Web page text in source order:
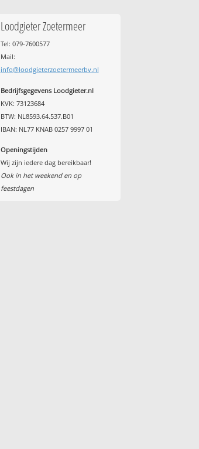
Loodgieter Zoetermeer
Tel: 079-7600577
Mail:
info@loodgieterzoetermeerbv.nl
Bedrijfsgegevens Loodgieter.nl
KVK: 73123684
BTW: NL8593.64.537.B01
IBAN: NL77 KNAB 0257 9997 01
Openingstijden
Wij zijn iedere dag bereikbaar!
Ook in het weekend en op
feestdagen